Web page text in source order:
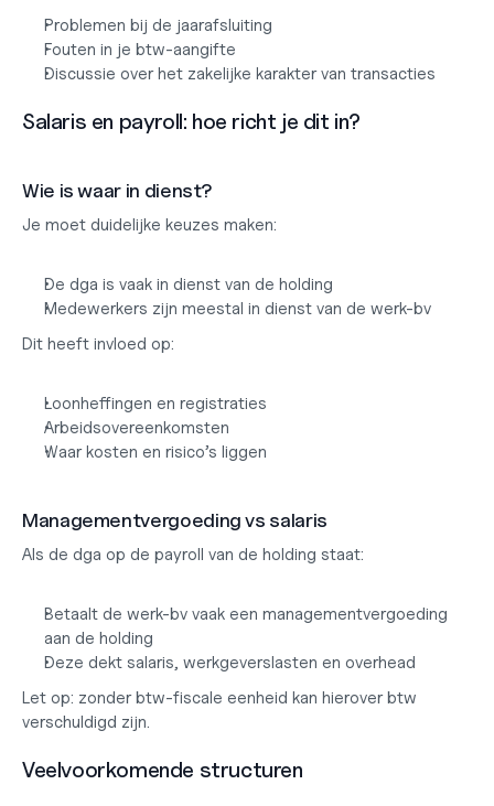
Problemen bij de jaarafsluiting
Fouten in je btw-aangifte
Discussie over het zakelijke karakter van transacties
Salaris en payroll: hoe richt je dit in?
Wie is waar in dienst?
Je moet duidelijke keuzes maken:
De dga is vaak in dienst van de holding
Medewerkers zijn meestal in dienst van de werk-bv
Dit heeft invloed op:
Loonheffingen en registraties
Arbeidsovereenkomsten
Waar kosten en risico’s liggen
Managementvergoeding vs salaris
Als de dga op de payroll van de holding staat:
Betaalt de werk-bv vaak een managementvergoeding
aan de holding
Deze dekt salaris, werkgeverslasten en overhead
Let op: zonder btw-fiscale eenheid kan hierover btw
verschuldigd zijn.
Veelvoorkomende structuren